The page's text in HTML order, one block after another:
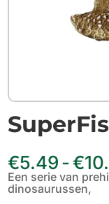
€5.49-€
Een serie van
dinosaurussen,